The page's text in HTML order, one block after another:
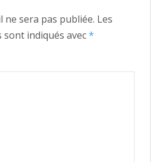
ne sera pas publiée. Les
indiqués avec*